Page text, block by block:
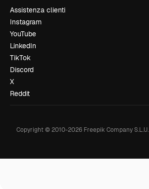
Assistenza clienti
Instagram
YouTube
LinkedIn
TikTok
Discord
X
Reddit
Copyright © 2010-2026Freepik Company S.L.U.